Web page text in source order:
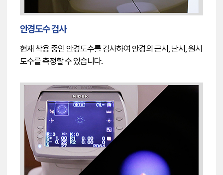
안경도수 검사
현재 착용 중인 안경도수를 검사하여 안경의 근시, 난시, 원시
도수를 측정할 수 있습니다.